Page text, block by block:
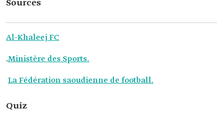
Sources
Al-Khaleej FC
.Ministère des Sports.
La Fédération saoudienne de football.
Quiz